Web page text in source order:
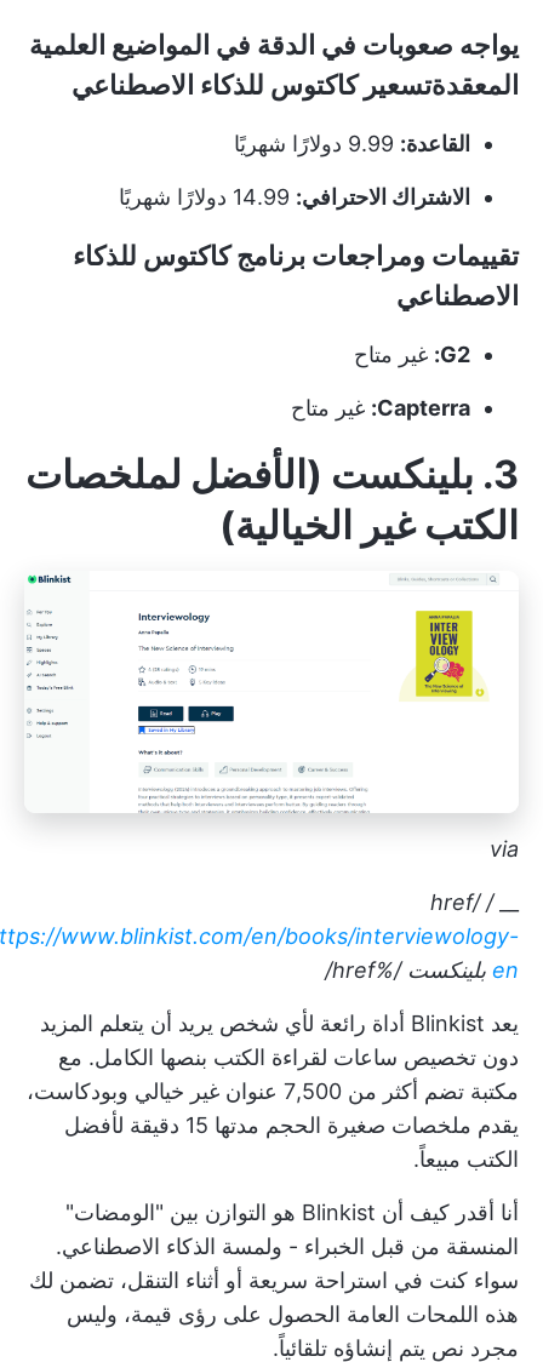
يواجه صعوبات في الدقة في المواضيع العلمية
المعقدةتسعير كاكتوس للذكاء الاصطناعي
القاعدة:
الاشتراك الاحترافي:
تقييمات ومراجعات برنامج كاكتوس للذكاء
الاصطناعي
G2: غير متاح
Capterra: غير متاح
3. بلينكست (الأفضل لملخصات
الكتب غير الخيالية)
via
/ href/
www.blinkist.com/en/books/interviewology-
en بلينكست /%href/
يعد Blinkist أداة رائعة لأي شخص يريد أن يتعلم المزيد
دون تخصيص ساعات لقراءة الكتب بنصها الكامل. مع
مكتبة تضم أكثر من 7,500 عنوان غير خيالي وبودكاست،
يقدم ملخصات صغيرة الحجم مدتها 15 دقيقة لأفضل
الكتب مبيعاً.
أنا أقدر كيف أن Blinkist هو التوازن بين "الومضات"
المنسقة من قبل الخبراء - ولمسة الذكاء الاصطناعي.
سواء كنت في استراحة سريعة أو أثناء التنقل، تضمن لك
هذه اللمحات العامة الحصول على رؤى قيمة، وليس
مجرد نص يتم إنشاؤه تلقائياً.